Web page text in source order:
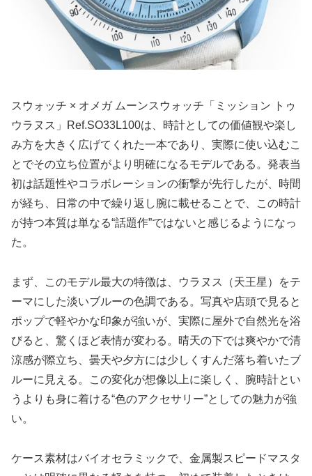
スウォッチ × オメガ ムーンスウォッチ「ミッション トゥ
ウラヌス」Ref.SO33L100は、時計としての価値観や楽し
み方を大きく広げてくれた一本であり、実際に使い込むこ
とでその立ち位置がより明確になるモデルである。発表当
初は話題性やコラボレーションの衝撃が先行したが、時間
が経ち、日常の中で繰り返し腕に載せることで、この時計
が持つ本質は単なる“話題作”ではないと感じるようになっ
た。
まず、このモデル最大の特徴は、ウラヌス（天王星）をテ
ーマにした淡いブルーの色調である。写真や店頭で見ると
ポップで軽やかな印象が強いが、実際に屋外で自然光を浴
びると、驚くほど表情が変わる。晴天の下では爽やかで清
涼感が際立ち、曇天や夕方には少しくすんだ落ち着いたブ
ルーに見える。この変化が想像以上に楽しく、腕時計とい
うよりも身に着ける“色のアクセサリー”としての魅力が強
い。
ケース素材はバイオセラミックで、金属製スピードマスタ